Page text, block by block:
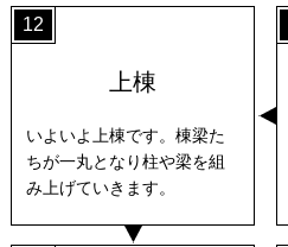
12
上棟
いよいよ上棟です。棟梁た
ちが一丸となり柱や梁を組
み上げていきます。